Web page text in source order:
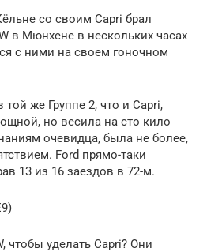
со своим Capri брал
в Мюнхене в нескольких часах
с ними на своем гоночном
той же Группе 2, что и Capri,
но весила на сто кило
очевидца, была не более,
Ford прямо-таки
13 из 16 заездов в 72-м.
чтобы уделать Capri? Они